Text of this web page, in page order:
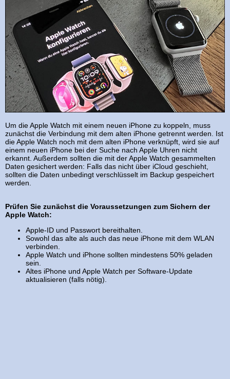
Um die Apple Watch mit einem neuen iPhone zu koppeln, muss
zunächst die Verbindung mit dem alten iPhone getrennt werden. Ist
die Apple Watch noch mit dem alten iPhone verknüpft, wird sie auf
einem neuen iPhone bei der Suche nach Apple Uhren nicht
erkannt. Außerdem sollten die mit der Apple Watch gesammelten
Daten gesichert werden: Falls das nicht über iCloud geschieht,
sollten die Daten unbedingt verschlüsselt im Backup gespeichert
werden.
Prüfen Sie zunächst die Voraussetzungen zum Sichern der
Apple Watch:
Apple-ID und Passwort bereithalten.
Sowohl das alte als auch das neue iPhone mit dem WLAN
verbinden.
Apple Watch und iPhone sollten mindestens 50% geladen
sein.
Altes iPhone und Apple Watch per Software-Update
aktualisieren (falls nötig).